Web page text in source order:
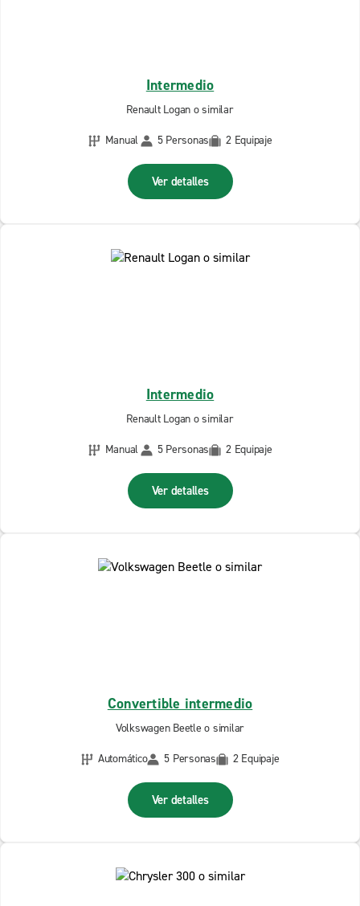
Intermedio
Renault Logan o similar
Manual
5 Personas 2 Equipaje
Ver detalles
Intermedio
Renault Logan o similar
Manual
5 Personas 2 Equipaje
Ver detalles
Convertible intermedio
Volkswagen Beetle o similar
Automático
5 Personas 2 Equipaje
Ver detalles